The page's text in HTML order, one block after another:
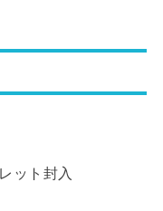
ット封入